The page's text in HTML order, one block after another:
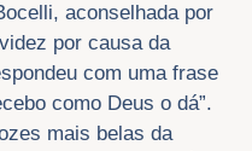
aconselhada por
por causa da
com uma frase
como Deus o dá”.
mais belas da